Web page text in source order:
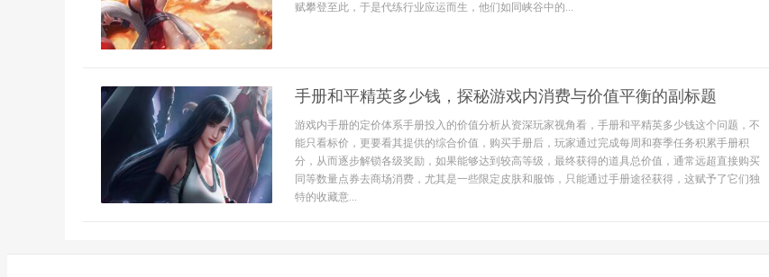
赋攀登至此，于是代练行业应运而生，他们如同峡谷中的...
手册和平精英多少钱，探秘游戏内消费与价值平衡的副标题
游戏内手册的定价体系手册投入的价值分析从资深玩家视角看，手册和平精英多少钱这个问题，不
能只看标价，更要看其提供的综合价值，购买手册后，玩家通过完成每周和赛季任务积累手册积
分，从而逐步解锁各级奖励，如果能够达到较高等级，最终获得的道具总价值，通常远超直接购买
同等数量点券去商场消费，尤其是一些限定皮肤和服饰，只能通过手册途径获得，这赋予了它们独
特的收藏意...